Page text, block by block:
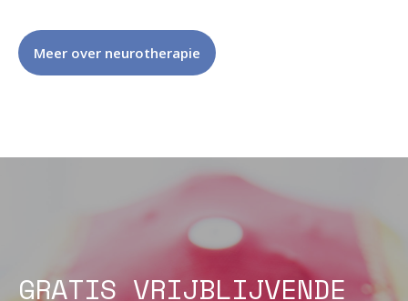
Meer over neurotherapie
GRATIS VRIJBLIJVENDE